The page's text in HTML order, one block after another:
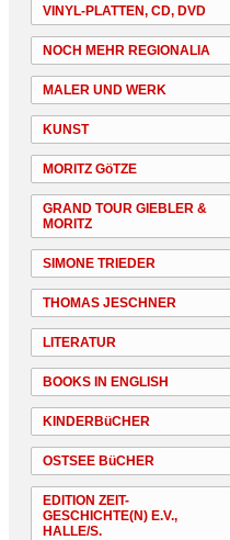
VINYL-PLATTEN, CD, DVD
NOCH MEHR REGIONALIA
MALER UND WERK
KUNST
MORITZ GöTZE
GRAND TOUR GIEBLER &
MORITZ
SIMONE TRIEDER
THOMAS JESCHNER
LITERATUR
BOOKS IN ENGLISH
KINDERBüCHER
OSTSEE BüCHER
EDITION ZEIT-
GESCHICHTE(N) E.V.,
HALLE/S.